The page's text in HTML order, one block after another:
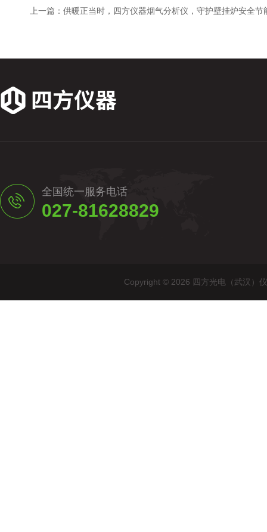
上一篇： 供暖正当时，四方仪器烟气分析仪，守护壁挂炉安全节
全国统一服务电话
027-81628829
Copyright © 2026 四方光电（武汉）